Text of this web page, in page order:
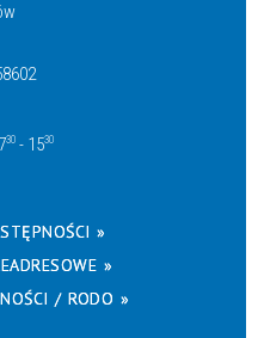
730 - 1530
»
»
/ RODO »